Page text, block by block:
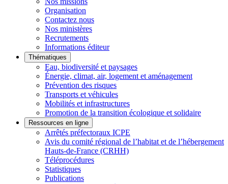
Organisation
Contactez nous
Nos ministères
Recrutements
Informations éditeur
Thématiques
Eau, biodiversité et paysages
Énergie, climat, air, logement et aménagement
Prévention des risques
Transports et véhicules
Mobilités et infrastructures
Promotion de la transition écologique et solidaire
Ressources en ligne
Arrêtés préfectoraux ICPE
Avis du comité régional de l’habitat et de l’hébergement
Hauts-de-France (CRHH)
Téléprocédures
Statistiques
Publications